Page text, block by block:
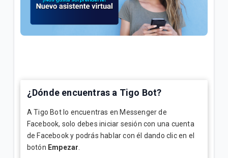
General
Conoce tu factura Tigo | General
VER MÁS
¿Dónde encuentras a Tigo Bot?
A Tigo Bot lo encuentras en Messenger de
Facebook, solo debes iniciar sesión con una cuenta
de Facebook y podrás hablar con él dando clic en el
botón Empezar